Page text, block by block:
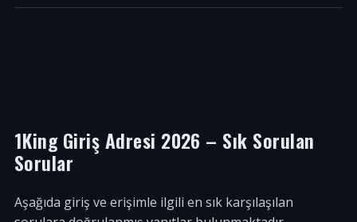
1King Giriş Adresi 2026 – Sık Sorulan
Sorular
Aşağıda giriş ve erişimle ilgili en sık karşılaşılan